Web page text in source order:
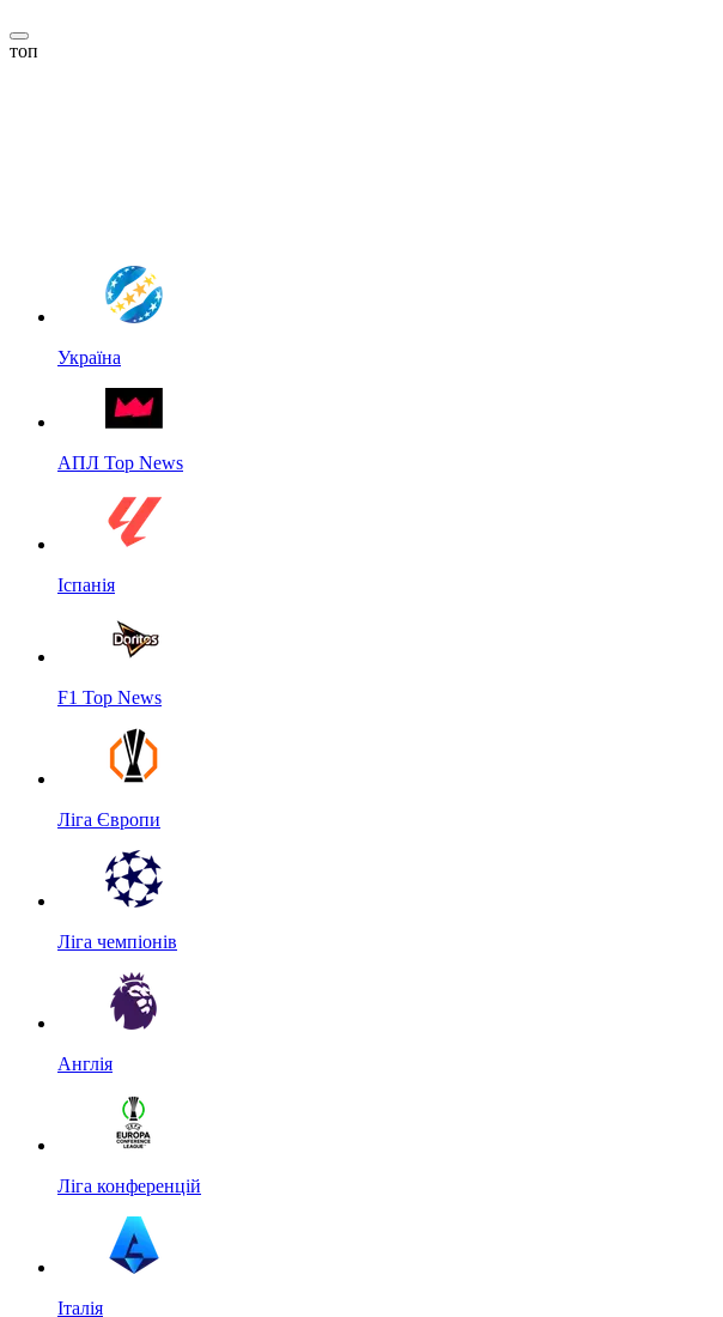
топ
Україна
АПЛ Top News
Іспанія
F1 Top News
Ліга Європи
Ліга чемпіонів
Англія
Ліга конференцій
Італія